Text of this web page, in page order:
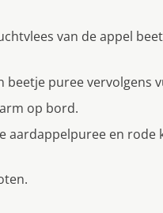
van de appel
beetje puree vervolgens
op bord.
aardappelpuree en rode